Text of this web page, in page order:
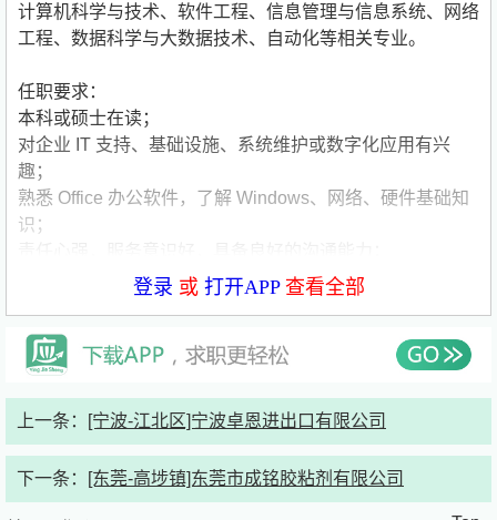
计算机科学与技术、软件工程、信息管理与信息系统、网络
工程、数据科学与大数据技术、自动化等相关专业。
任职要求：
本科或硕士在读；
对企业 IT 支持、基础设施、系统维护或数字化应用有兴
趣；
熟悉 Office 办公软件，了解 Windows、网络、硬件基础知
识；
英语水平良好者优先。 公司简要介绍：
公司类型:外资（欧美）
公司规模:150-500人
系统和特殊用途拖拉机行业。集团业务涵盖两个领域：
械的零部件，也营销应用于汽车工业、物料搬运、农业应用
登录 或 打开APP查看全部
上一条： [宁波-江北区]宁波卓恩进出口有限公司
下一条： [东莞-高埗镇]东莞市成铭胶粘剂有限公司